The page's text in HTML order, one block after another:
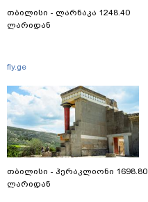
თბილისი - ლარნაკა 1248.40
ლარიდან
fly.ge
თბილისი - ჰერაკლიონი 1698.80
ლარიდან